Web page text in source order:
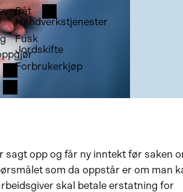
Håndverkstjenester
Jordskifte
Båt
Fusk
Forbrukerkjøp
sagt opp og får ny inntekt før saken
som da oppstår er om man
skal betale erstatning for